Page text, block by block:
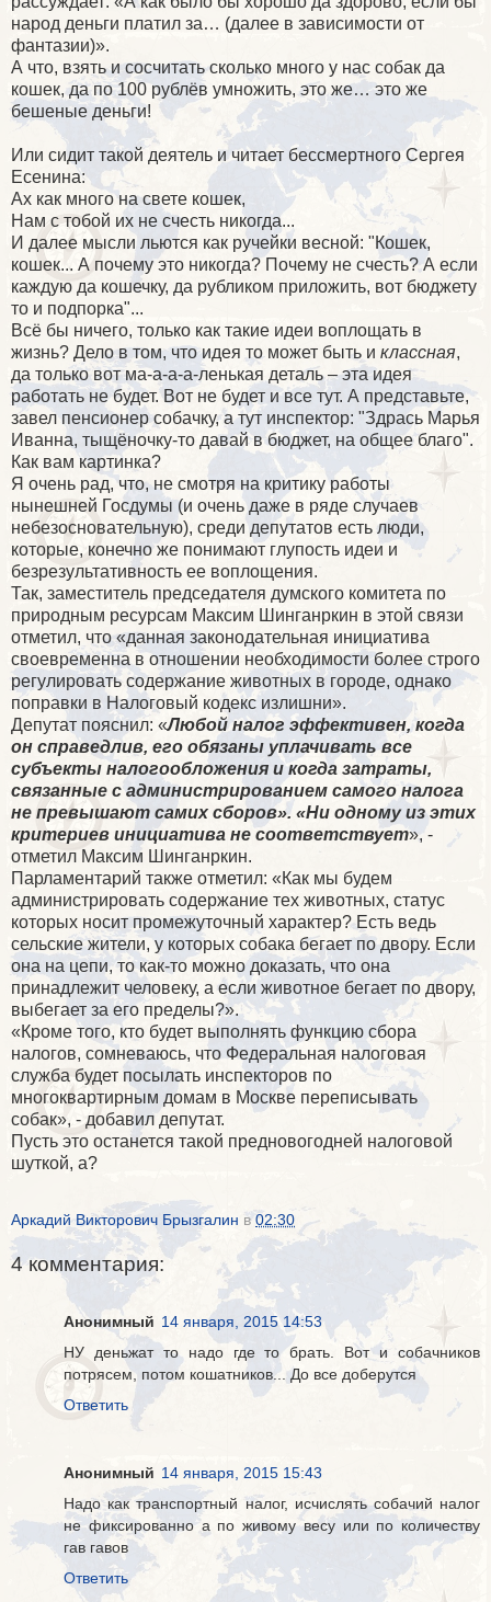
народ деньги платил за… (далее в зависимости от
фантазии)».
А что, взять и сосчитать сколько много у нас собак да
кошек, да по 100 рублёв умножить, это же… это же
бешеные деньги!
Или сидит такой деятель и читает бессмертного Сергея
Есенина:
Ах как много на свете кошек,
Нам с тобой их не счесть никогда...
И далее мысли льются как ручейки весной: "Кошек,
кошек... А почему это никогда? Почему не счесть? А если
каждую да кошечку, да рубликом приложить, вот бюджету
то и подпорка"...
Всё бы ничего, только как такие идеи воплощать в
жизнь? Дело в том, что идея то может быть и классная,
да только вот ма-а-а-а-ленькая деталь – эта идея
работать не будет. Вот не будет и все тут. А представьте,
завел пенсионер собачку, а тут инспектор: "Здрась Марья
Иванна, тыщёночку-то давай в бюджет, на общее благо".
Как вам картинка?
Я очень рад, что, не смотря на критику работы
нынешней Госдумы (и очень даже в ряде случаев
небезосновательную), среди депутатов есть люди,
которые, конечно же понимают глупость идеи и
безрезультативность ее воплощения.
Так, заместитель председателя думского комитета по
природным ресурсам Максим Шинганркин в этой связи
отметил, что «данная законодательная инициатива
своевременна в отношении необходимости более строго
регулировать содержание животных в городе, однако
поправки в Налоговый кодекс излишни».
Депутат пояснил: «Любой налог эффективен, когда
он справедлив, его обязаны уплачивать все
субъекты налогообложения и когда затраты,
связанные с администрированием самого налога
не превышают самих сборов». «Ни одному из этих
критериев инициатива не соответствует», -
отметил Максим Шинганркин.
Парламентарий также отметил: «Как мы будем
администрировать содержание тех животных, статус
которых носит промежуточный характер? Есть ведь
сельские жители, у которых собака бегает по двору. Если
она на цепи, то как-то можно доказать, что она
принадлежит человеку, а если животное бегает по двору,
выбегает за его пределы?».
«Кроме того, кто будет выполнять функцию сбора
налогов, сомневаюсь, что Федеральная налоговая
служба будет посылать инспекторов по
многоквартирным домам в Москве переписывать
собак», - добавил депутат.
Пусть это останется такой предновогодней налоговой
шуткой, а?
Аркадий Викторович Брызгалин в02:30
4 комментария:
Анонимный 14 января, 2015 14:53
НУ деньжат то надо где то брать. Вот и собачников
потрясем, потом кошатников... До все доберутся
Ответить
Анонимный 14 января, 2015 15:43
Надо как транспортный налог, исчислять собачий налог
не фиксированно а по живому весу или по количеству
гав гавов
Ответить